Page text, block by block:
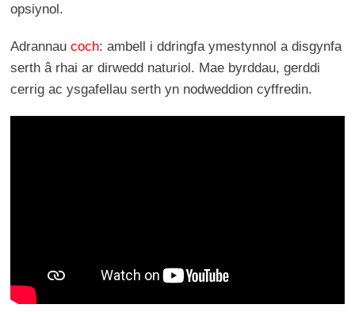
opsiynol.
Adrannau coch: ambell i ddringfa ymestynnol a disgynfa
serth â rhai ar dirwedd naturiol. Mae byrddau, gerddi
cerrig ac ysgafellau serth yn nodweddion cyffredin.